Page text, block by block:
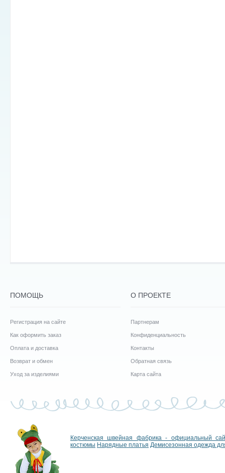
ПОМОЩЬ
Регистрация на сайте
Как оформить заказ
Оплата и доставка
Возврат и обмен
Уход за изделиями
О ПРОЕКТЕ
Партнерам
Конфиденциальность
Контакты
Обратная связь
Карта сайта
Керченская швейная фабрика - официальный
костюмы Нарядные платья Демисезонная одежда